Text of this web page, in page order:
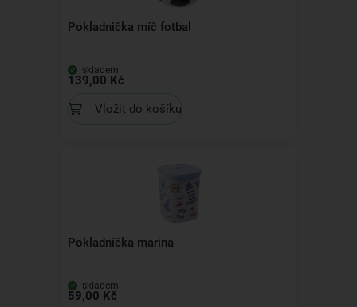
Pokladnička míč fotbal
skladem
139,00 Kč
Vložit do košíku
Pokladnička marina
skladem
59,00 Kč